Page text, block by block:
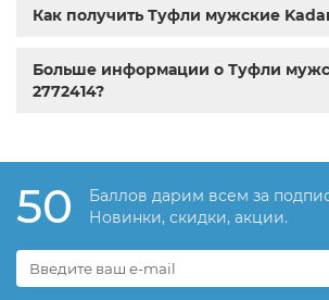
Как получить Туфли мужские
Больше информации о Туфли
2772414?
50
Баллов дарим всем за
Новинки, скидки, акции.